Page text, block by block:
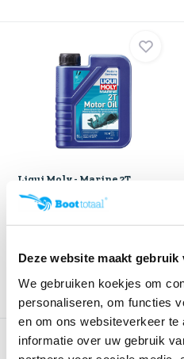
Deze website maakt gebruik
We gebruiken koekjes om
personaliseren, om functies
en om ons websiteverkeer
informatie over uw gebruik
Liqui Moly - Marine 2T
Motorolie 1ltr
Klik voor voorraad info
€ 14,63